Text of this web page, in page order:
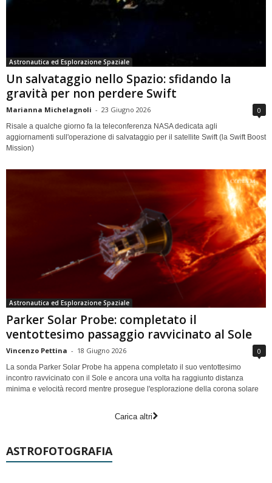
Astronautica ed Esplorazione Spaziale
Un salvataggio nello Spazio: sfidando la
gravità per non perdere Swift
Marianna Michelagnoli - 23 Giugno 2026 0
Risale a qualche giorno fa la teleconferenza NASA dedicata agli
aggiornamenti sull'operazione di salvataggio per il satellite Swift (la Swift Boost
Mission)
Astronautica ed Esplorazione Spaziale
Parker Solar Probe: completato il
ventottesimo passaggio ravvicinato al Sole
Vincenzo Pettina - 18 Giugno 2026 0
La sonda Parker Solar Probe ha appena completato il suo ventottesimo
incontro ravvicinato con il Sole e ancora una volta ha raggiunto distanza
minima e velocità record mentre prosegue l'esplorazione della corona solare
Carica altri
ASTROFOTOGRAFIA